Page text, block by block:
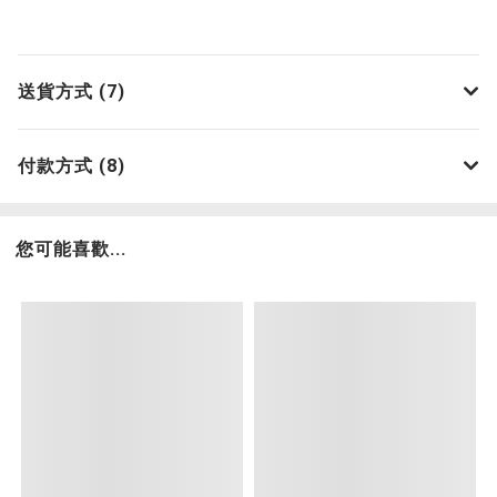
送貨方式 (7)
付款方式 (8)
您可能喜歡...